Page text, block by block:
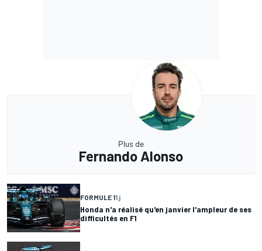
Plus de
Fernando Alonso
FORMULE 11 j
Honda n'a réalisé qu'en janvier l'ampleur de ses
difficultés en F1